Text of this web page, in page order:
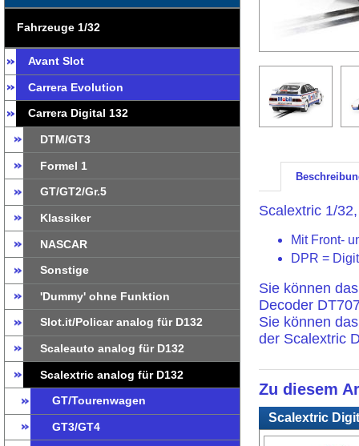
Fahrzeuge 1/32
Avant Slot
Carrera Evolution
Carrera Digital 132
DTM/GT3
Formel 1
GT/GT2/Gr.5
Klassiker
NASCAR
Sonstige
'Dummy' ohne Funktion
Slot.it/Policar analog für D132
Scaleauto analog für D132
Scalextric analog für D132
GT/Tourenwagen
GT3/GT4
Scalextric 1/
Mit Front-
DPR =
Sie können
Decoder
Sie können
der Scalextric
Zu diesem
Scalextric